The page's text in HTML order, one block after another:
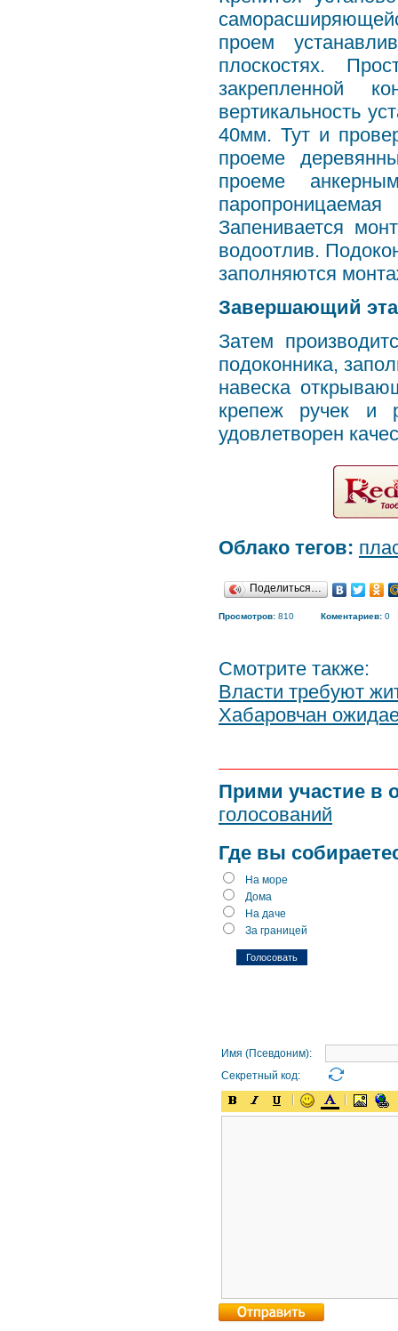
проем
плоскостях.
закрепленной
вертикальность
40мм. Тут и
проеме
проеме
Запенивается
водоотлив.
заполняются
Завершающий
Затем
подоконника,
навеска
крепеж ручек и
удовлетворен
Облако тегов:
Поделиться…
Просмотров: 810 Коментариев: 0
Смотрите также:
Власти требуют
Хабаровчан
Прими участие в
голосований
Где вы
На море
Дома
На даче
За границей
Имя (Псевдоним):
Секретный код: